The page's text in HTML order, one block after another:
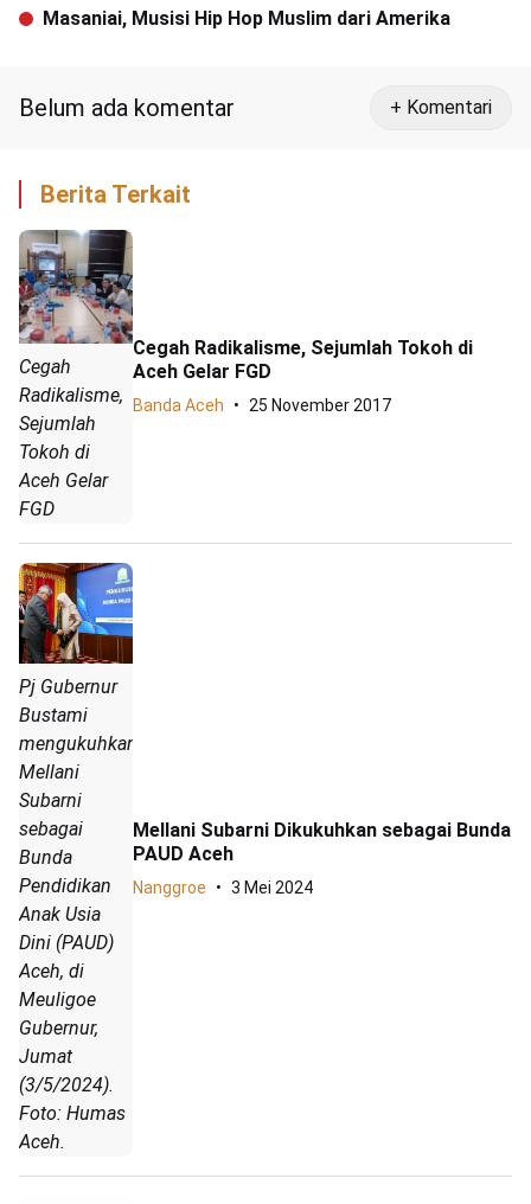
Masaniai, Musisi Hip Hop Muslim dari Amerika
Belum ada komentar + Komentari
Berita Terkait
Cegah
Radikalisme,
Sejumlah
Tokoh di
Aceh Gelar
FGD
Cegah Radikalisme, Sejumlah Tokoh di
Aceh Gelar FGD
Banda Aceh 25 November 2017
Pj Gubernur
Bustami
mengukuhkan
Mellani
Subarni
sebagai
Bunda
Pendidikan
Anak Usia
Dini (PAUD)
Aceh, di
Meuligoe
Gubernur,
Jumat
(3/5/2024).
Foto: Humas
Aceh.
Mellani Subarni Dikukuhkan sebagai Bunda
PAUD Aceh
Nanggroe 3 Mei 2024